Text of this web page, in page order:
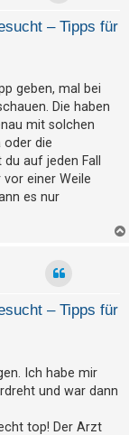
– Tipps für
geben, mal bei
Die haben
mit solchen
oder die
auf jeden Fall
einer Weile
es nur
– Tipps für
Ich habe mir
und war dann
echt top! Der Arzt